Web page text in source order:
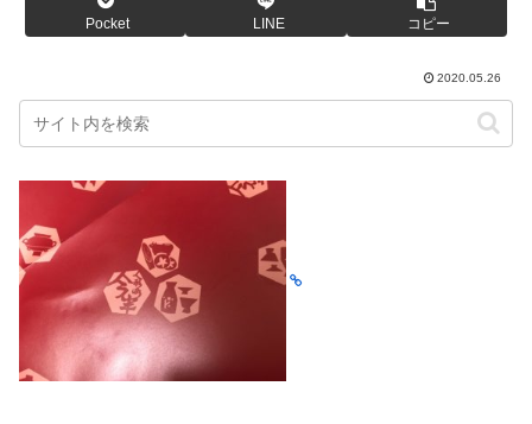
Pocket LINE コピー
2020.05.26